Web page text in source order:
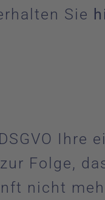
Sie
Ihre
Folge,
nicht